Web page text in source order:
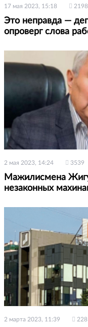
17 мая 2023, 15:18 2198
Это неправда —
опроверг слова
2 мая 2023, 14:24 3539
Мажилисмена
незаконных
2 марта 2023, 11:39